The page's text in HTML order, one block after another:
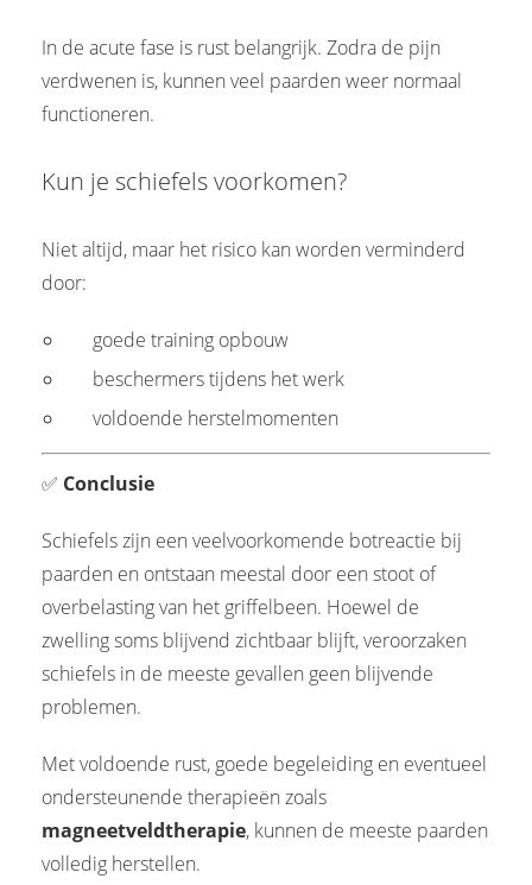
In de acute fase is rust belangrijk. Zodra de pijn
verdwenen is, kunnen veel paarden weer normaal
functioneren.
Kun je schiefels voorkomen?
Niet altijd, maar het risico kan worden verminderd
door:
goede training opbouw
beschermers tijdens het werk
voldoende herstelmomenten
✅ Conclusie
Schiefels zijn een veelvoorkomende botreactie bij
paarden en ontstaan meestal door een stoot of
overbelasting van het griffelbeen. Hoewel de
zwelling soms blijvend zichtbaar blijft, veroorzaken
schiefels in de meeste gevallen geen blijvende
problemen.
Met voldoende rust, goede begeleiding en eventueel
ondersteunende therapieën zoals
magneetveldtherapie, kunnen de meeste paarden
volledig herstellen.